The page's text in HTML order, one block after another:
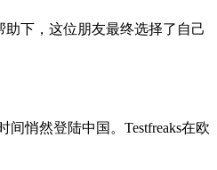
助下，这位朋友最终选择了自己
悄然登陆中国。Testfreaks在欧